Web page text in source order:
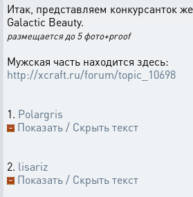
Итак, представляем конкурсанток
Galactic Beauty.
размещается до 5 фото+proof
Мужская часть находится здесь:
http://xcraft.ru/forum/topic_10698
1. Рolargris
Показать / Скрыть текст
2. lisariz
Показать / Скрыть текст